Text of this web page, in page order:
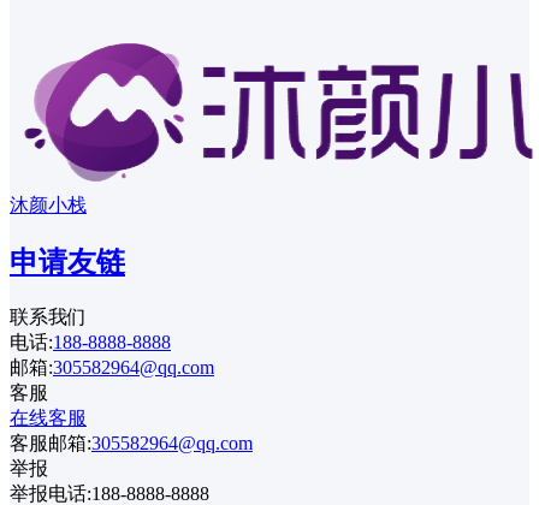
沐颜小栈
申请友链
联系我们
电话:188-8888-8888
邮箱:305582964@qq.com
客服
在线客服
客服邮箱:305582964@qq.com
举报
举报电话:188-8888-8888